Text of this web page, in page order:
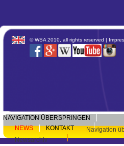
© WSA 2010, all rights reserved |
NAVIGATION ÜBERSPRINGEN
NEWS
KONTAKT
Navigation
Newsarchiv